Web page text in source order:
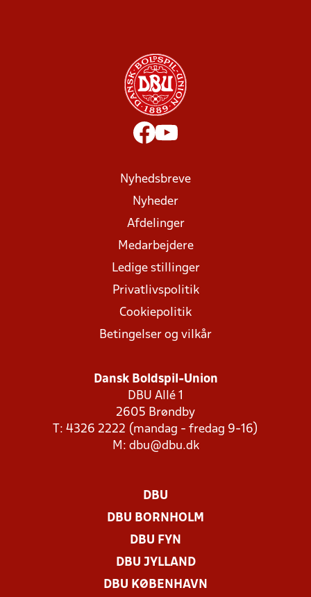
Nyhedsbreve
Nyheder
Afdelinger
Medarbejdere
Ledige stillinger
Privatlivspolitik
Cookiepolitik
Betingelser og vilkår
Dansk Boldspil-Union
DBU Allé 1
2605 Brøndby
T: 4326 2222 (mandag - fredag 9-16)
M: dbu@dbu.dk
DBU
DBU BORNHOLM
DBU FYN
DBU JYLLAND
DBU KØBENHAVN